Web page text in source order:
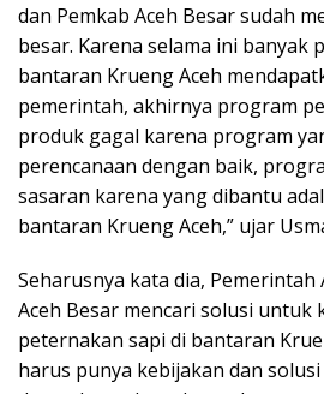
dan Pemkab Aceh Besar sudah
besar. Karena selama ini banyak
bantaran Krueng Aceh
pemerintah, akhirnya program
produk gagal karena program
perencanaan dengan baik,
sasaran karena yang dibantu
bantaran Krueng Aceh,” ujar
Seharusnya kata dia, Pemerintah
Aceh Besar mencari solusi untuk
peternakan sapi di bantaran
harus punya kebijakan dan